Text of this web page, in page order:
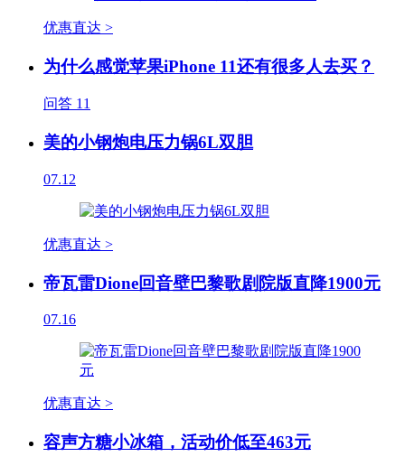
优惠直达 >
为什么感觉苹果iPhone 11还有很多人去买？
问答 11
美的小钢炮电压力锅6L双胆
07.12
优惠直达 >
帝瓦雷Dione回音壁巴黎歌剧院版直降1900元
07.16
优惠直达 >
容声方糖小冰箱，活动价低至463元